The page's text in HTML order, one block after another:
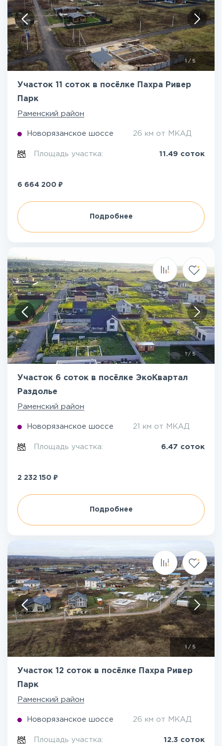
1 / 5
Участок 11 соток в посёлке Пахра Ривер
Парк
Раменский район
Новорязанское шоссе 26 км от МКАД
Площадь участка: 11.49 соток
6 664 200 ₽
Подробнее
1/ 5
Участок 6 соток в посёлке ЭкоКвартал
Раздолье
Раменский район
Новорязанское шоссе 21 км от МКАД
Площадь участка: 6.47 соток
2 232 150 ₽
Подробнее
1/ 5
Участок 12 соток в посёлке Пахра Ривер
Парк
Раменский район
Новорязанское шоссе 26 км от МКАД
Площадь участка: 12.3 соток